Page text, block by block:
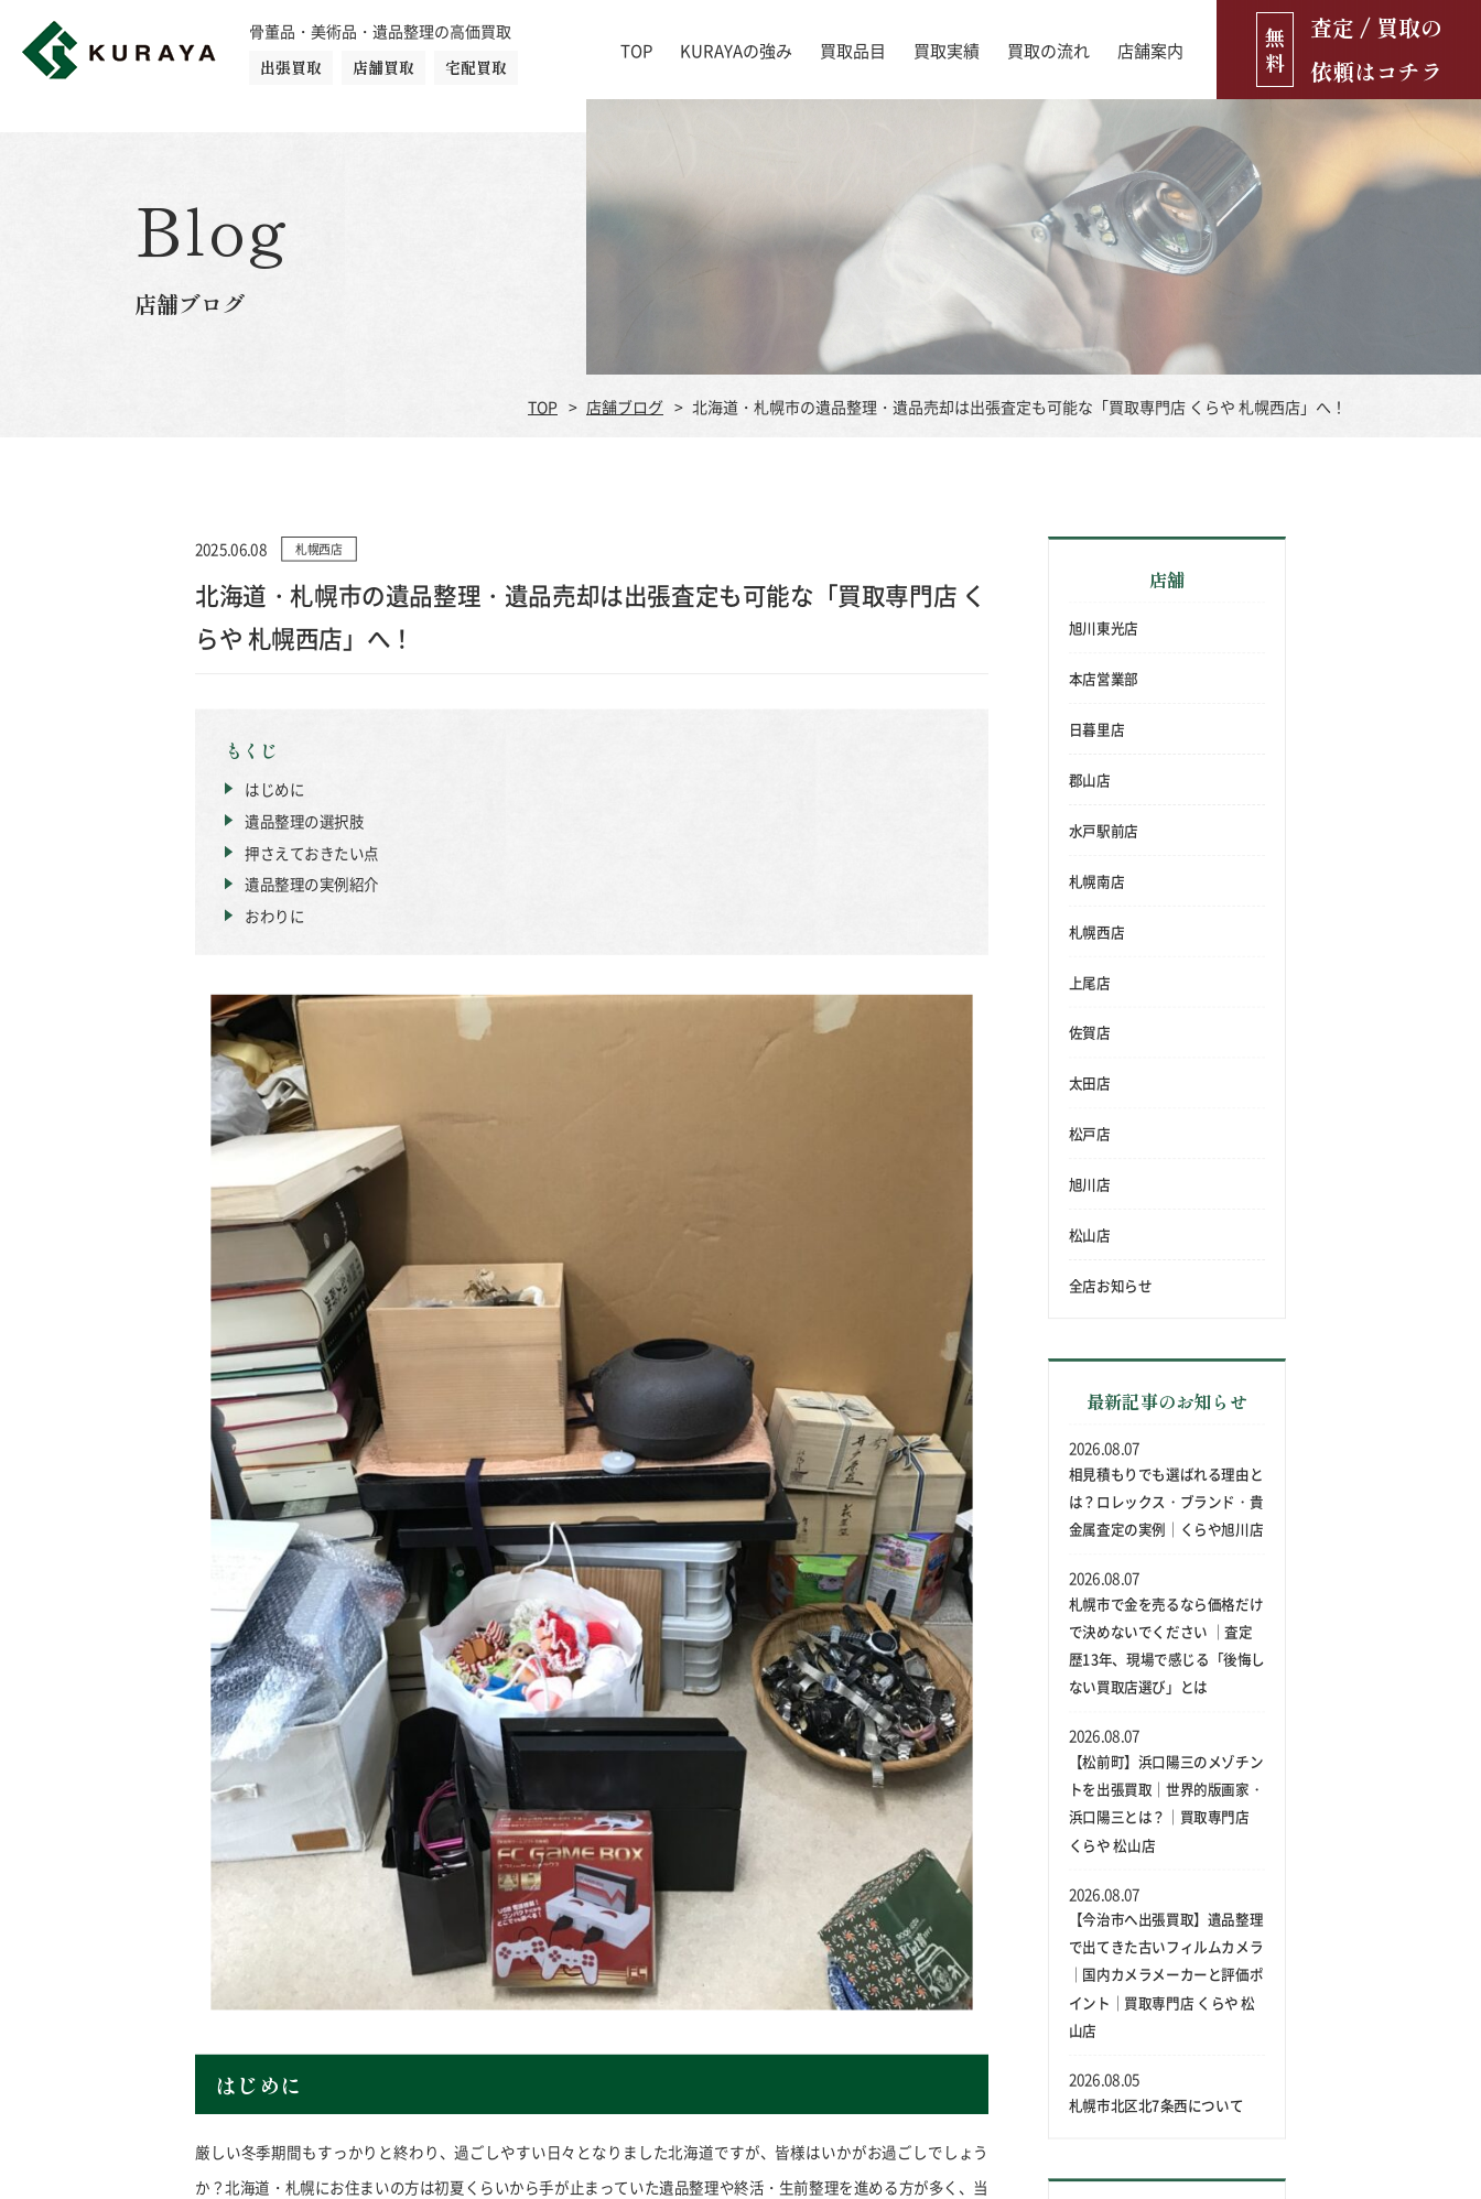
骨董品・美術品・遺品整理の高価買取
出張買取
店舗買取 宅配買取
TOP KURAYAの強み 買取品目
古銭・古紙幣
古いおもちゃ・人形 遺品買取
ダイヤモンド 時計 ブランド品 食器
楽器 ブランド家具
買取実績 買取の流れ 店舗案内
店舗ブログ お役立ち情報
無
料
査定 / 買取の
依頼はコチラ
Blog
店舗ブログ
TOP 店舗ブログ 北海道・札幌市の遺品整理・遺品売却は出張査定も可能な「買取専門店 くらや 札幌西店」へ！
2025.06.08 札幌西店
北海道・札幌市の遺品整理・遺品売却は出張査定も可能な「買取専門店 く
らや 札幌西店」へ！
もくじ
はじめに
遺品整理の選択肢
押さえておきたい点
遺品整理の実例紹介
おわりに
はじめに
厳しい冬季期間もすっかりと終わり、過ごしやすい日々となりました北海道ですが、皆様はいかがお過ごしでしょう
か？北海道・札幌にお住まいの方は初夏くらいから手が止まっていた遺品整理や終活・生前整理を進める方が多く、当
店舗
旭川東光店
本店営業部
日暮里店
郡山店
水戸駅前店
札幌南店
札幌西店
上尾店
佐賀店
太田店
松戸店
旭川店
松山店
全店お知らせ
最新記事のお知らせ
相見積もりでも選ばれる理由と
は？ロレックス・ブランド・貴
金属査定の実例｜くらや旭川店
2026.08.07
札幌市で金を売るなら価格だけ
で決めないでください ｜査定
歴13年、現場で感じる「後悔し
ない買取店選び」とは
2026.08.07
【松前町】浜口陽三のメゾチン
トを出張買取｜世界的版画家・
浜口陽三とは？｜買取専門店
くらや 松山店
2026.08.07
【今治市へ出張買取】遺品整理
で出てきた古いフィルムカメラ
｜国内カメラメーカーと評価ポ
イント｜買取専門店 くらや 松
山店
2026.08.07
札幌市北区北7条西について
2026.08.05